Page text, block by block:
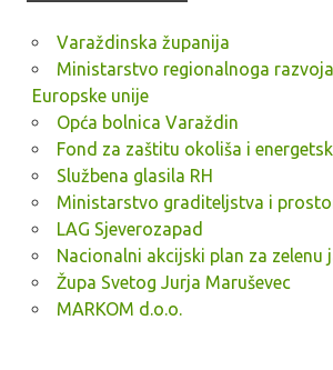
Varaždinska županija
Ministarstvo regionalnoga
Europske unije
Opća bolnica Varaždin
Fond za zaštitu okoliša i
Službena glasila RH
Ministarstvo graditeljstva i
LAG Sjeverozapad
Nacionalni akcijski plan za zelenu
Župa Svetog Jurja Maruševec
MARKOM d.o.o.